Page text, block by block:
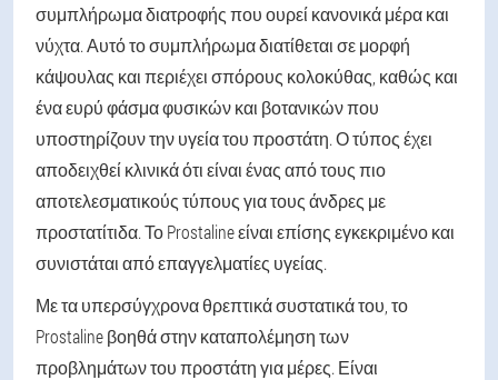
συμπλήρωμα διατροφής που ουρεί κανονικά μέρα και
νύχτα. Αυτό το συμπλήρωμα διατίθεται σε μορφή
κάψουλας και περιέχει σπόρους κολοκύθας, καθώς και
ένα ευρύ φάσμα φυσικών και βοτανικών που
υποστηρίζουν την υγεία του προστάτη. Ο τύπος έχει
αποδειχθεί κλινικά ότι είναι ένας από τους πιο
αποτελεσματικούς τύπους για τους άνδρες με
προστατίτιδα. Το Prostaline είναι επίσης εγκεκριμένο και
συνιστάται από επαγγελματίες υγείας.
Με τα υπερσύγχρονα θρεπτικά συστατικά του, το
Prostaline βοηθά στην καταπολέμηση των
προβλημάτων του προστάτη για μέρες. Είναι